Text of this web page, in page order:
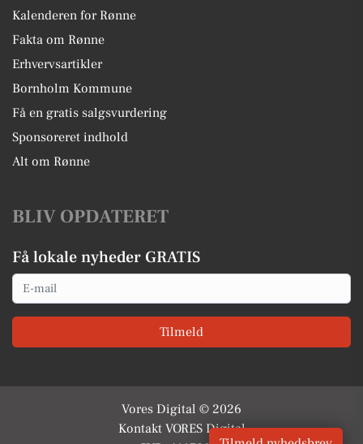
Kalenderen for Rønne
Fakta om Rønne
Erhvervsartikler
Bornholm Kommune
Få en gratis salgsvurdering
Sponsoreret indhold
Alt om Rønne
BLIV OPDATERET
Få lokale nyheder GRATIS
Email
Tilmeld
Vores Digital © 2026
Kontakt VORES Digital